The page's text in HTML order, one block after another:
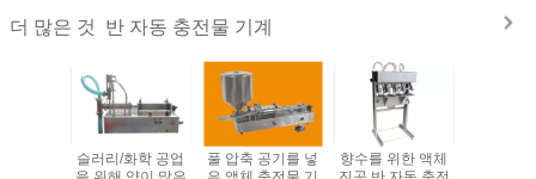
더 많은 것 반 자동 충전물 기계
슬러리/화학 공업
풀 압축 공기를 넣
향수를 위한 액체